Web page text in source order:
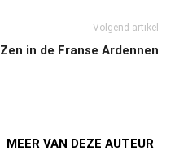
Volgend artikel
Zen in de Franse Ardennen
MEER VAN DEZE AUTEUR